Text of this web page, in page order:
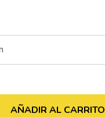
AÑADIR AL CARRITO